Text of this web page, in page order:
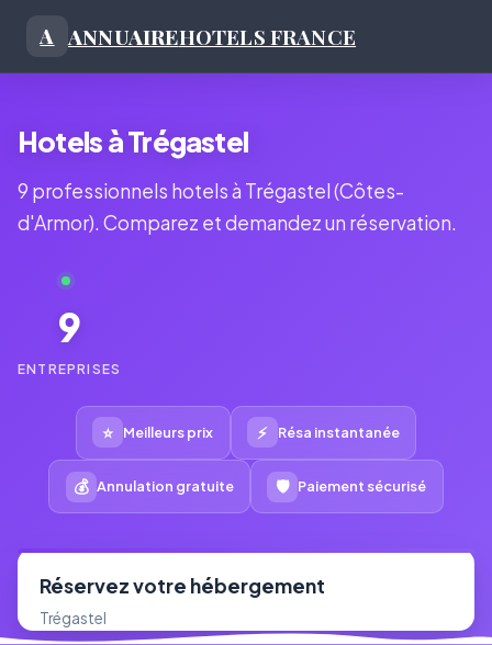
A ANNUAIREHOTELS FRANCE
Hotels à Trégastel
9 professionnels hotels à Trégastel (Côtes-
d'Armor). Comparez et demandez un réservation.
9
ENTREPRISES
⭐ Meilleurs prix ⚡ Résa instantanée
💰 Annulation gratuite 🛡 Paiement sécurisé
Réservez votre hébergement
Trégastel